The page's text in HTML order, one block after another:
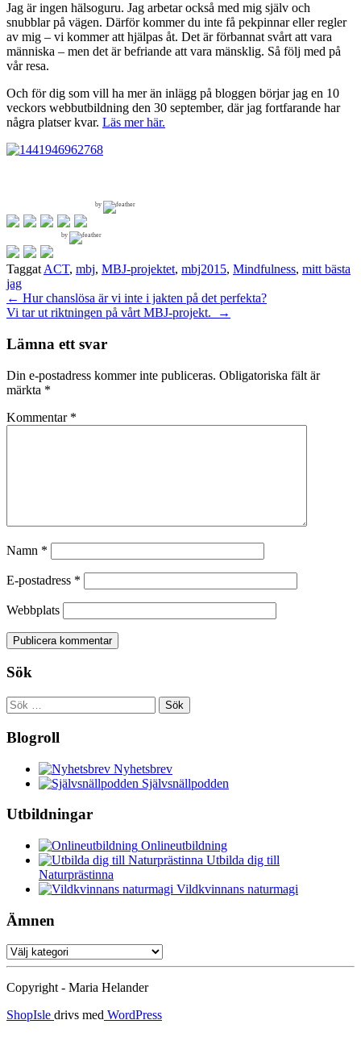
Jag är ingen hälsoguru. Jag arbetar också med mig själv och
snubblar på vägen. Därför kommer du inte få pekpinnar eller regler
av mig – vi kommer att hjälpas åt. Det är förbannat svårt att vara
människa – men det är befriande att vara mänsklig. Så följ med på
vår resa.
Och för dig som vill ha mer än inlägg på bloggen börjar jag en 10
veckors webbutbildning den 30 september, där jag fortfarande har
några platser kvar. Läs mer här.
by
by
Taggat ACT, mbj, MBJ-projektet, mbj2015, Mindfulness, mitt bästa
jag
Inläggsnavigering
← Hur chanslösa är vi inte i jakten på det perfekta?
Vi tar ut riktningen på vårt MBJ-projekt.
→
Lämna ett svar
Din e-postadress kommer inte publiceras. Obligatoriska fält är
märkta *
Kommentar *
Namn *
E-postadress *
Webbplats
Sök
Sök
efter:
Blogroll
Nyhetsbrev
Självsnällpodden
Utbildningar
Onlineutbildning
Utbilda dig till
Naturprästinna
Vildkvinnans naturmagi
Ämnen
Ämnen
Copyright - Maria Helander
ShopIsle drivs med WordPress